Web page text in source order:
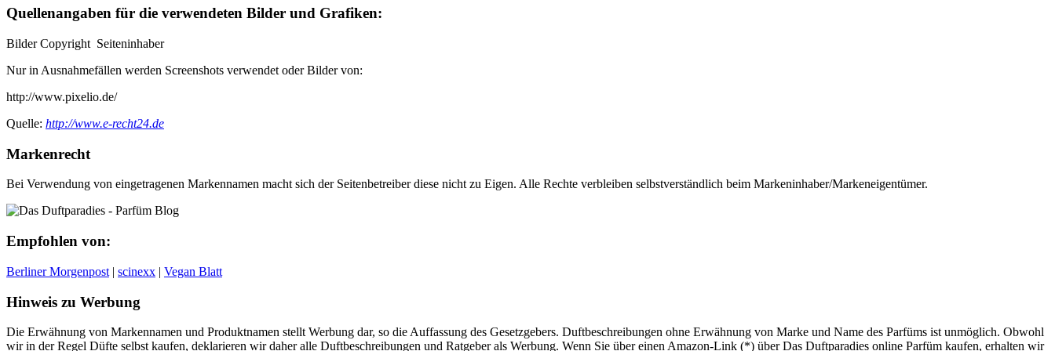
Quellenangaben für die verwendeten Bilder und Grafiken:
Bilder Copyright Seiteninhaber
Nur in Ausnahmefällen werden Screenshots verwendet oder Bilder von:
http://www.pixelio.de/
Quelle: http://www.e-recht24.de
Markenrecht
Bei Verwendung von eingetragenen Markennamen macht sich der Seitenbetreiber diese nicht zu Eigen. Alle Rechte verbleiben selbstverständlich beim Markeninhaber/Markeneigentümer.
Empfohlen von:
Berliner Morgenpost | scinexx | Vegan Blatt
Hinweis zu Werbung
Die Erwähnung von Markennamen und Produktnamen stellt Werbung dar, so die Auffassung des Gesetzgebers. Duftbeschreibungen ohne Erwähnung von Marke und Name des Parfüms ist unmöglich. Obwohl
wir in der Regel Düfte selbst kaufen, deklarieren wir daher alle Duftbeschreibungen und Ratgeber als Werbung. Wenn Sie über einen Amazon-Link (*) über Das Duftparadies online Parfüm kaufen, erhalten wir